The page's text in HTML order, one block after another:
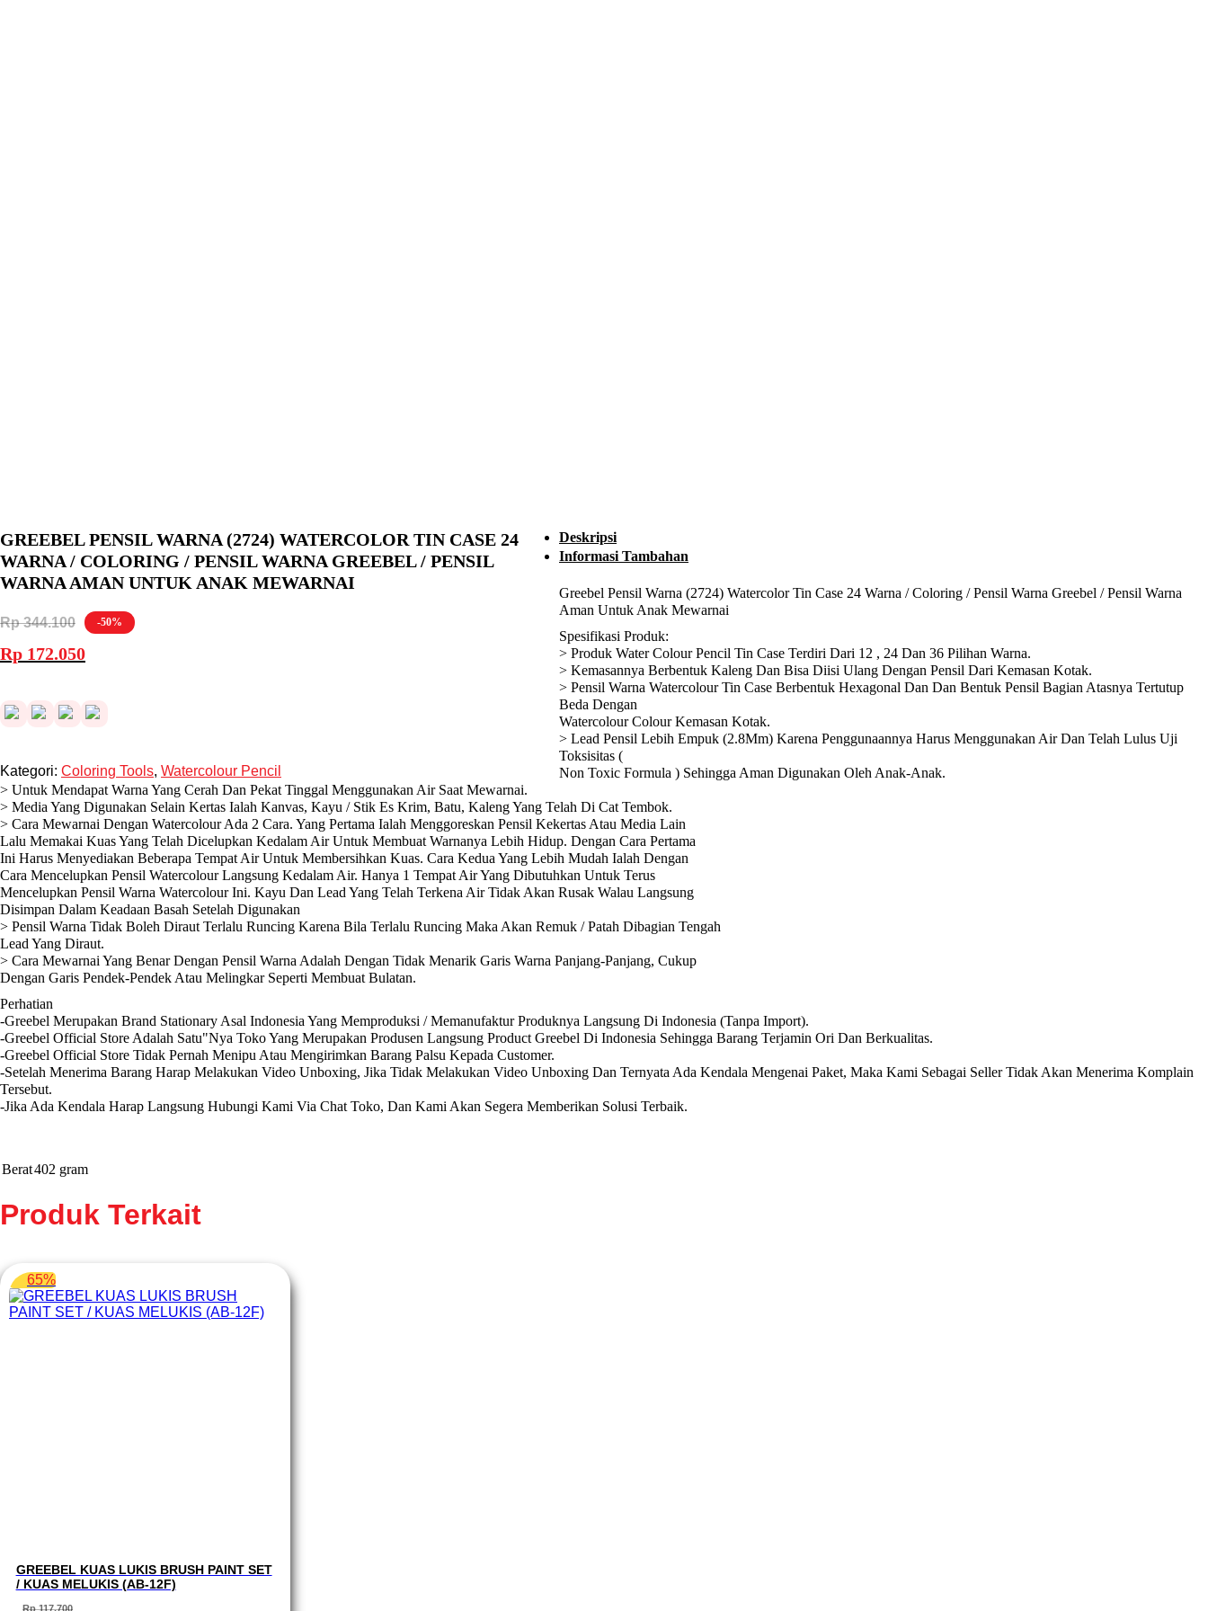
GREEBEL PENSIL WARNA (2724) WATERCOLOR TIN CASE 24
WARNA / COLORING / PENSIL WARNA GREEBEL / PENSIL
WARNA AMAN UNTUK ANAK MEWARNAI
-50%
Rp344.100
Harga
aslinya
Rp 172.050Harga
saat
Rp 172.050.
Kategori: Coloring Tools, Watercolour Pencil
Deskripsi
Informasi Tambahan
Greebel Pensil Warna (2724) Watercolor Tin Case 24 Warna / Coloring / Pensil Warna Greebel / Pensil Warna
Aman Untuk Anak Mewarnai
Spesifikasi Produk:
> Produk Water Colour Pencil Tin Case Terdiri Dari 12 , 24 Dan 36 Pilihan Warna.
> Kemasannya Berbentuk Kaleng Dan Bisa Diisi Ulang Dengan Pensil Dari Kemasan Kotak.
> Pensil Warna Watercolour Tin Case Berbentuk Hexagonal Dan Dan Bentuk Pensil Bagian Atasnya Tertutup
Beda Dengan
Watercolour Colour Kemasan Kotak.
> Lead Pensil Lebih Empuk (2.8Mm) Karena Penggunaannya Harus Menggunakan Air Dan Telah Lulus Uji
Toksisitas (
Non Toxic Formula ) Sehingga Aman Digunakan Oleh Anak-Anak.
> Untuk Mendapat Warna Yang Cerah Dan Pekat Tinggal Menggunakan Air Saat Mewarnai.
> Media Yang Digunakan Selain Kertas Ialah Kanvas, Kayu / Stik Es Krim, Batu, Kaleng Yang Telah Di Cat Tembok.
> Cara Mewarnai Dengan Watercolour Ada 2 Cara. Yang Pertama Ialah Menggoreskan Pensil Kekertas Atau Media Lain
Lalu Memakai Kuas Yang Telah Dicelupkan Kedalam Air Untuk Membuat Warnanya Lebih Hidup. Dengan Cara Pertama
Ini Harus Menyediakan Beberapa Tempat Air Untuk Membersihkan Kuas. Cara Kedua Yang Lebih Mudah Ialah Dengan
Cara Mencelupkan Pensil Watercolour Langsung Kedalam Air. Hanya 1 Tempat Air Yang Dibutuhkan Untuk Terus
Mencelupkan Pensil Warna Watercolour Ini. Kayu Dan Lead Yang Telah Terkena Air Tidak Akan Rusak Walau Langsung
Disimpan Dalam Keadaan Basah Setelah Digunakan
> Pensil Warna Tidak Boleh Diraut Terlalu Runcing Karena Bila Terlalu Runcing Maka Akan Remuk / Patah Dibagian Tengah
Lead Yang Diraut.
> Cara Mewarnai Yang Benar Dengan Pensil Warna Adalah Dengan Tidak Menarik Garis Warna Panjang-Panjang, Cukup
Dengan Garis Pendek-Pendek Atau Melingkar Seperti Membuat Bulatan.
Perhatian
-Greebel Merupakan Brand Stationary Asal Indonesia Yang Memproduksi / Memanufaktur Produknya Langsung Di Indonesia (Tanpa Import).
-Greebel Official Store Adalah Satu"Nya Toko Yang Merupakan Produsen Langsung Product Greebel Di Indonesia Sehingga Barang Terjamin Ori Dan Berkualitas.
-Greebel Official Store Tidak Pernah Menipu Atau Mengirimkan Barang Palsu Kepada Customer.
-Setelah Menerima Barang Harap Melakukan Video Unboxing, Jika Tidak Melakukan Video Unboxing Dan Ternyata Ada Kendala Mengenai Paket, Maka Kami Sebagai Seller Tidak Akan Menerima Komplain
Tersebut.
-Jika Ada Kendala Harap Langsung Hubungi Kami Via Chat Toko, Dan Kami Akan Segera Memberikan Solusi Terbaik.
Berat402 gram
Produk Terkait
65%
GREEBEL KUAS LUKIS BRUSH PAINT SET
/ KUAS MELUKIS (AB-12F)
Rp117.700